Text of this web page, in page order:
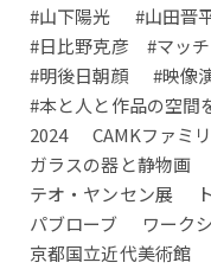
#山下陽光
#山田晋
#日比野克彦 #マッ
#明後日朝顔
#映像
#本と人と作品の空間
2024
CAMKファミ
ガラスの器と静物画
テオ・ヤンセン展
パブローブ
ワーク
京都国立近代美術館